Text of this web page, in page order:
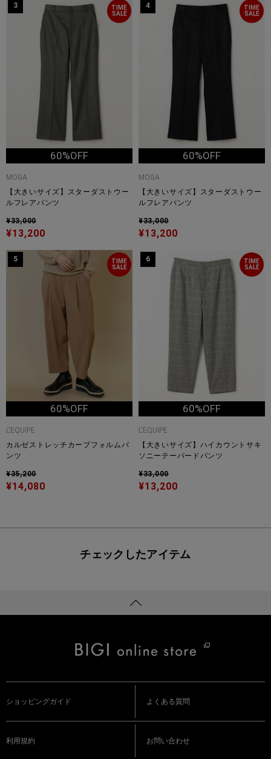
TIME
SALE
3
60%OFF
MOGA
【大きいサイズ】スターダストウー
ルフレアパンツ
¥33,000
¥13,200
TIME
SALE
4
60%OFF
MOGA
【大きいサイズ】スターダストウー
ルフレアパンツ
¥33,000
¥13,200
TIME
SALE
5
60%OFF
L'EQUIPE
カルゼストレッチカーブフォルムパ
ンツ
¥35,200
¥14,080
TIME
SALE
6
60%OFF
L'EQUIPE
【大きいサイズ】ハイカウントサキ
ソニーテーパードパンツ
¥33,000
¥13,200
チェックしたアイテム
ショッピングガイド よくある質問
利用規約 お問い合わせ